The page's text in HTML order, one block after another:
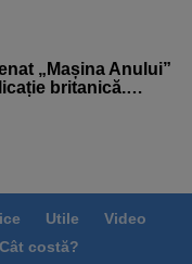
„Mașina Anului”
britanică.…
Utile
Video
Cât costă?